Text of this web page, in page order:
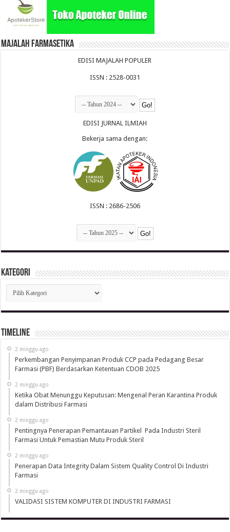
Majalah Farmasetika
EDISI MAJALAH POPULER
ISSN : 2528-0031
EDISI JURNAL ILMIAH
Bekerja sama dengan:
ISSN : 2686-2506
Kategori
Kategori
Timeline
2 minggu ago
Perkembangan Penyimpanan Produk CCP pada Pedagang Besar
Farmasi (PBF) Berdasarkan Ketentuan CDOB 2025
2 minggu ago
Ketika Obat Menunggu Keputusan: Mengenal Peran Karantina Produk
dalam Distribusi Farmasi
2 minggu ago
Pentingnya Penerapan Pemantauan Partikel Pada Industri Steril
Farmasi Untuk Pemastian Mutu Produk Steril
2 minggu ago
Penerapan Data Integrity Dalam Sistem Quality Control Di Industri
Farmasi
2 minggu ago
VALIDASI SISTEM KOMPUTER DI INDUSTRI FARMASI